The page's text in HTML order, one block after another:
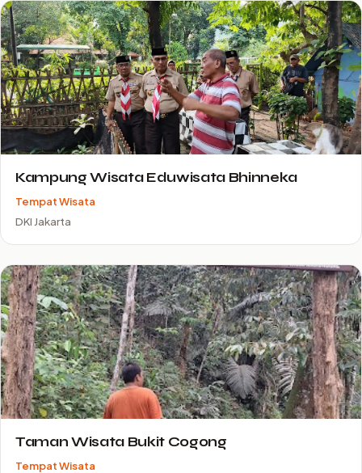
Kampung Wisata Eduwisata Bhinneka
Tempat Wisata
DKI Jakarta
Taman Wisata Bukit Cogong
Tempat Wisata